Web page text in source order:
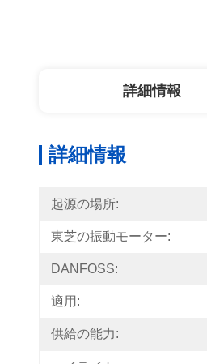
詳細情報
詳細情報
起源の場所:
東芝の振動モーター:
DANFOSS:
適用:
供給の能力: